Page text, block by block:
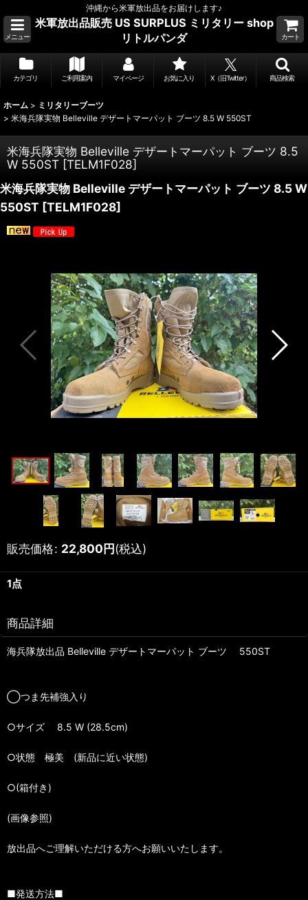
沖縄から米軍放出品をお届けします♪
メニュー
米軍放出品販売 US SURPLUS ミリタリー shop
リトルパンダ
カート
カテゴリ ご利用案内 マイページ お気に入り X（旧Twitter） 商品検索
ホーム > ミリタリーブーツ
> 米海兵隊実物 Belleville デザートマーパット ブーツ 8.5 W 550ST
米海兵隊実物 Belleville デザートマーパット ブーツ 8.5
W 550ST [TELM1F028]
米海兵隊実物 Belleville デザートマーパット ブーツ 8.5 W
550ST [TELM1F028]
販売価格: 22,800円(税込)
1点
商品詳細
海兵隊放出品 Belleville デザートマーパット ブーツ 550ST
◯つま先補強入り
○サイズ 8.5 W (28.5cm)
○状態 極美 (新品に近い状態)
○(箱付き)
(画像参照)
放出品へご理解いただける方へお願いいたします。
■発送方法■